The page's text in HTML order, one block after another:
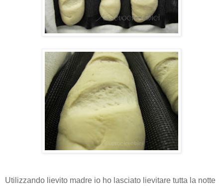
Utilizzando lievito madre io ho lasciato lievitare tutta la notte